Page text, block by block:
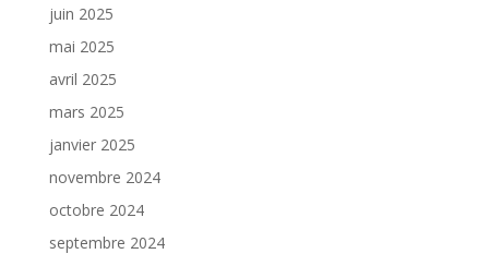
juin 2025
mai 2025
avril 2025
mars 2025
janvier 2025
novembre 2024
octobre 2024
septembre 2024